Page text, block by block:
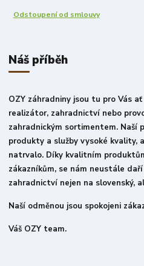
Odstoupení od smlouvy
Náš příběh
OZY záhradniny jsou tu pro Vás
realizátor, zahradnictví nebo
zahradnickým sortimentem. Naší
produkty a služby vysoké kvality,
natrvalo. Díky kvalitním
zákazníkům, se nám neustále
zahradnictví nejen na slovenský,
Naší odměnou jsou spokojeni
Váš OZY team.